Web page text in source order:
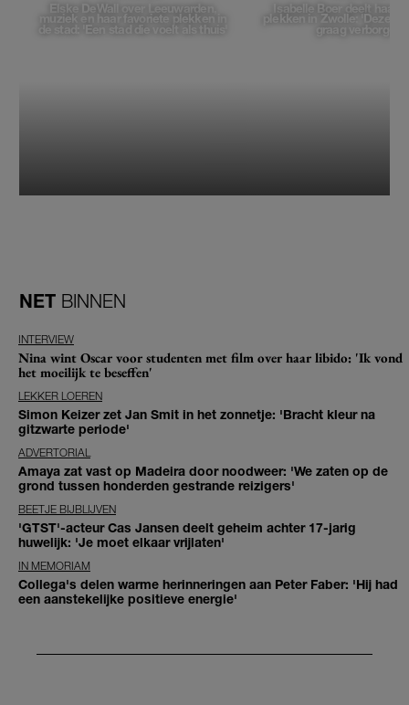
Elske DeWall over Leeuwarden,
muziek en haar favoriete plekken in
de stad: 'Een stad die voelt als thuis'
Isabelle Boer deelt haar
plekken in Zwolle: 'Deze
graag verborgen'
NET BINNEN
INTERVIEW
Nina wint Oscar voor studenten met film over haar libido: 'Ik vond
het moeilijk te beseffen'
LEKKER LOEREN
Simon Keizer zet Jan Smit in het zonnetje: 'Bracht kleur na
gitzwarte periode'
ADVERTORIAL
Amaya zat vast op Madeira door noodweer: 'We zaten op de
grond tussen honderden gestrande reizigers'
BEETJE BIJBLIJVEN
'GTST'-acteur Cas Jansen deelt geheim achter 17-jarig
huwelijk: 'Je moet elkaar vrijlaten'
IN MEMORIAM
Collega's delen warme herinneringen aan Peter Faber: 'Hij had
een aanstekelijke positieve energie'